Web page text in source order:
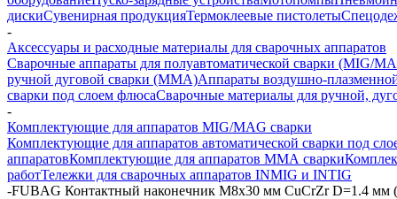
дискиСувенирная продукцияТермоклеевые пистолеты
-
Аксессуары и расходные материалы для сварочных аппаратов
Сварочные аппараты для полуавтоматической сварки (MIG/
ручной дуговой сварки (MMA)Аппараты воздушно-
сварки под слоем флюсаСварочные материалы для ручной,
-
Комплектующие для аппаратов MIG/MAG сварки
Комплектующие для аппаратов автоматической сварки под
аппаратовКомплектующие для аппаратов ММА сварки
работТележки для сварочных аппаратов INMIG и INTIG
-FUBAG Контактный наконечник M8х30 мм CuCrZr D=1.4 мм